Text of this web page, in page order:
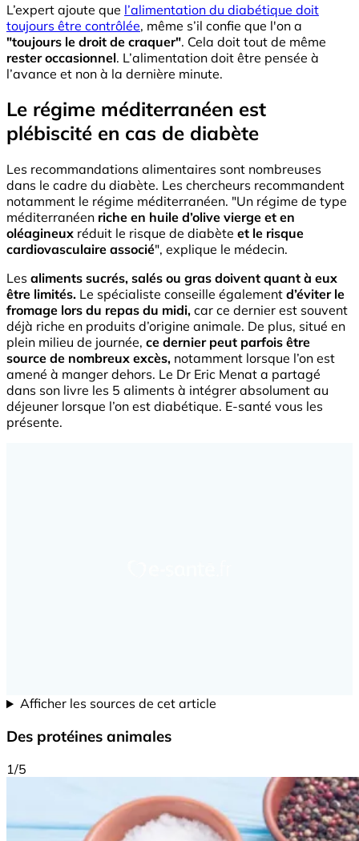
L’expert ajoute que l’alimentation du diabétique doit
toujours être contrôlée, même s’il confie que l'on a
"toujours le droit de craquer". Cela doit tout de même
rester occasionnel. L’alimentation doit être pensée à
l’avance et non à la dernière minute.
Le régime méditerranéen est
plébiscité en cas de diabète
Les recommandations alimentaires sont nombreuses
dans le cadre du diabète. Les chercheurs recommandent
notamment le régime méditerranéen. "Un régime de type
méditerranéen riche en huile d’olive vierge et en
oléagineux réduit le risque de diabète et le risque
cardiovasculaire associé", explique le médecin.
Les aliments sucrés, salés ou gras doivent quant à eux
être limités. Le spécialiste conseille également d’éviter le
fromage lors du repas du midi, car ce dernier est souvent
déjà riche en produits d’origine animale. De plus, situé en
plein milieu de journée, ce dernier peut parfois être
source de nombreux excès, notamment lorsque l’on est
amené à manger dehors. Le Dr Eric Menat a partagé
dans son livre les 5 aliments à intégrer absolument au
déjeuner lorsque l’on est diabétique. E-santé vous les
présente.
Afficher les sources de cet article
Des protéines animales
1/5